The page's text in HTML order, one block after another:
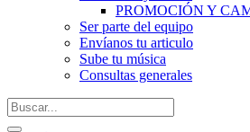
PROMOCIÓN Y
Ser parte del equipo
Envíanos tu articulo
Sube tu música
Consultas generales